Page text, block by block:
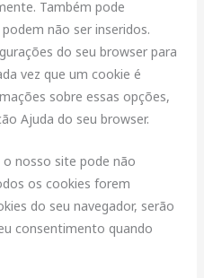
Também pode
não ser inseridos.
do seu browser para
vez que um cookie é
sobre essas opções,
Ajuda do seu browser.
nosso site pode não
os cookies forem
do seu navegador, serão
consentimento quando